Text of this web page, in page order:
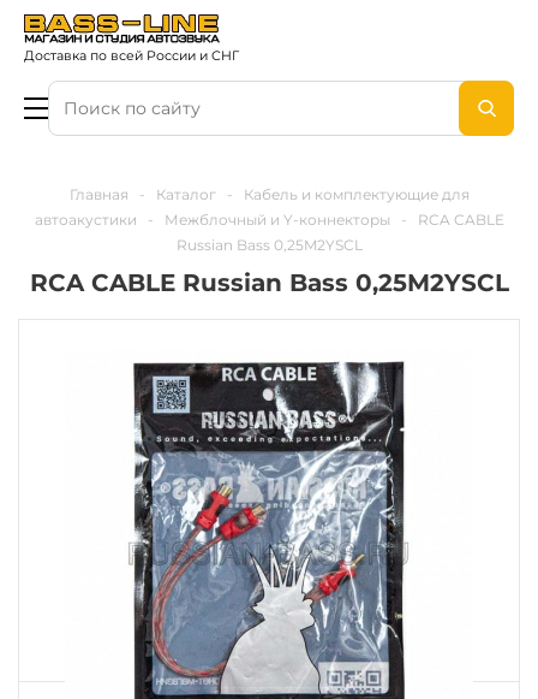
Доставка по всей России и СНГ
Главная - Каталог -
Кабель и комплектующие для
автоакустики
- Межблочный и Y-коннекторы -
RCA CABLE
Russian Bass 0,25M2YSCL
RCA CABLE Russian Bass 0,25M2YSCL